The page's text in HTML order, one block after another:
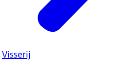
Visserij